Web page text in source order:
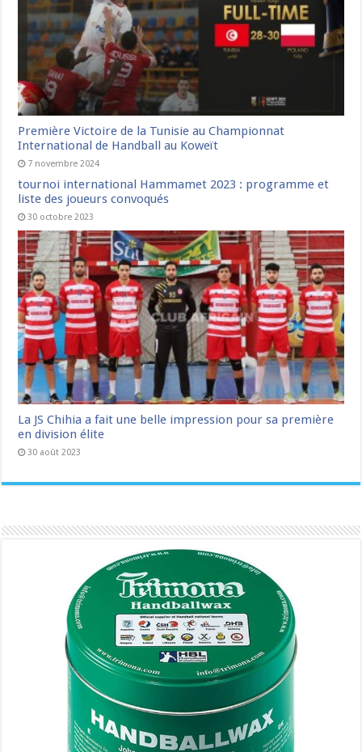
Première Victoire de la Tunisie au Championnat
International de Handball au Koweït
7 novembre 2024
tournoi international Hammamet 2023 : programme et
liste des joueurs convoqués
30 octobre 2023
La JS Chihia a fait une belle impression pour sa première
en division élite
30 août 2023